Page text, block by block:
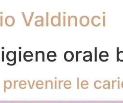
Valdinoci
igiene orale
le